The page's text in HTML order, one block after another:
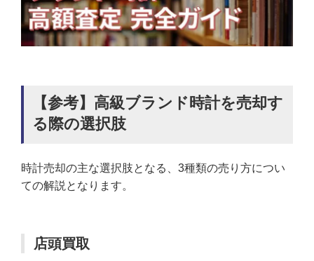
【参考】高級ブランド時計を売却す
る際の選択肢
時計売却の主な選択肢となる、3種類の売り方につい
ての解説となります。
店頭買取